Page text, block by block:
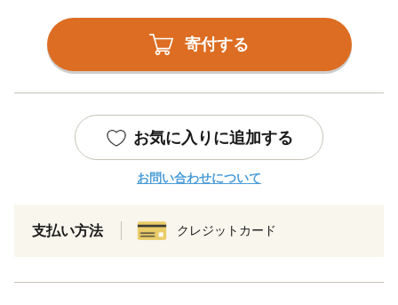
寄付する
お気に入りに追加する
お問い合わせについて
支払い方法 クレジットカード